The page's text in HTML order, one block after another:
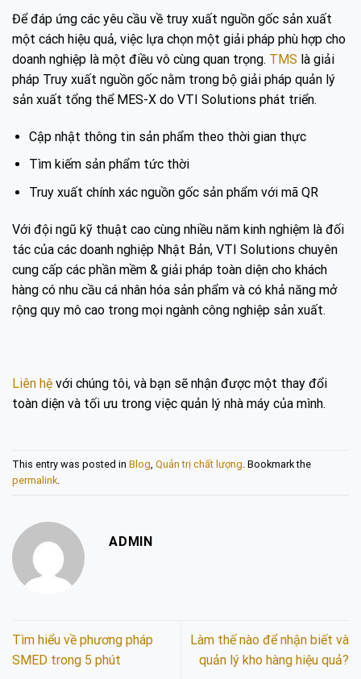
Để đáp ứng các yêu cầu về truy xuất nguồn gốc sản xuất
một cách hiệu quả, việc lựa chọn một giải pháp phù hợp cho
doanh nghiệp là một điều vô cùng quan trọng. TMS là giải
pháp Truy xuất nguồn gốc nằm trong bộ giải pháp quản lý
sản xuất tổng thể MES-X do VTI Solutions phát triển.
Cập nhật thông tin sản phẩm theo thời gian thực
Tìm kiếm sản phẩm tức thời
Truy xuất chính xác nguồn gốc sản phẩm với mã QR
Với đội ngũ kỹ thuật cao cùng nhiều năm kinh nghiệm là đối
tác của các doanh nghiệp Nhật Bản, VTI Solutions chuyên
cung cấp các phần mềm & giải pháp toàn diện cho khách
hàng có nhu cầu cá nhân hóa sản phẩm và có khả năng mở
rộng quy mô cao trong mọi ngành công nghiệp sản xuất.
Liên hệ với chúng tôi, và bạn sẽ nhận được một thay đổi
toàn diện và tối ưu trong việc quản lý nhà máy của mình.
This entry was posted in Blog Quản trị chất lượng . Bookmark the
permalink
ADMIN
Tìm hiểu về phương pháp
SMED trong 5 phút
Làm thế nào để nhận biết và
quản lý kho hàng hiệu quả?